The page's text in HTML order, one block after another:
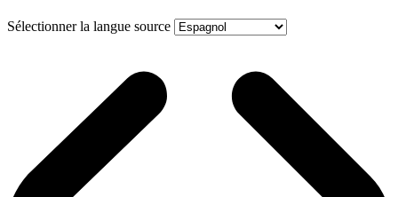
Sélectionner la langue source